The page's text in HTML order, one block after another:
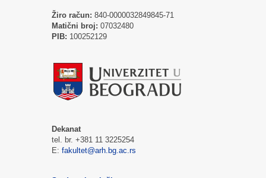
Žiro račun: 840-0000032849845-71
Matični broj: 07032480
PIB: 100252129
Dekanat
tel. br. +381 11 3225254
E: fakultet@arh.bg.ac.rs